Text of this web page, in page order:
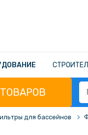
ТОВАРОВ
для бассейнов